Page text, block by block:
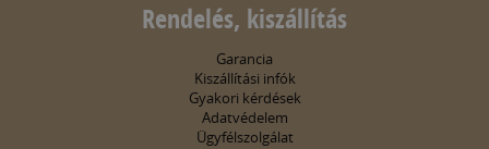
Rendelés, kiszállítás
Garancia
Kiszállítási infók
Gyakori kérdések
Adatvédelem
Ügyfélszolgálat